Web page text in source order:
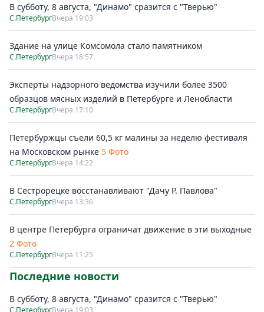
В субботу, 8 августа, "Динамо" сразится с "Тверью"
С.ПетербургВчера 19:03
Здание на улице Комсомола стало памятником
С.ПетербургВчера 18:57
Эксперты надзорного ведомства изучили более 3500
образцов мясных изделий в Петербурге и Ленобласти
С.ПетербургВчера 17:10
Петербуржцы съели 60,5 кг малины за неделю фестиваля
на Московском рынке 5 Фото
С.ПетербургВчера 14:22
В Сестрорецке восстанавливают "Дачу Р. Павлова"
С.ПетербургВчера 13:36
В центре Петербурга ограничат движение в эти выходные
2 Фото
С.ПетербургВчера 11:25
Последние новости
В субботу, 8 августа, "Динамо" сразится с "Тверью"
С.ПетербургВчера 19:03